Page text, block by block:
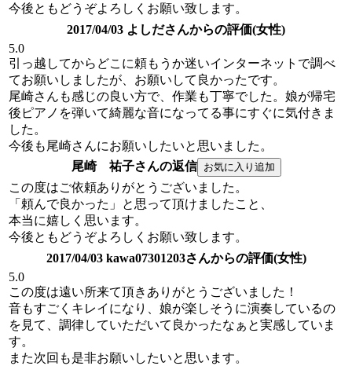
今後ともどうぞよろしくお願い致します。
2017/04/03 よしださんからの評価(女性)
5.0
引っ越してからどこに頼もうか迷いインターネットで調べ
てお願いしましたが、お願いして良かったです。
尾崎さんも感じの良い方で、作業も丁寧でした。娘が帰宅
後ピアノを弾いて綺麗な音になってる事にすぐに気付きま
した。
今後も尾崎さんにお願いしたいと思いました。
尾崎 祐子さんの返信
この度はご依頼ありがとうございました。
「頼んで良かった」と思って頂けましたこと、
本当に嬉しく思います。
今後ともどうぞよろしくお願い致します。
2017/04/03 kawa07301203さんからの評価(女性)
5.0
この度は遠い所来て頂きありがとうございました！
音もすごくキレイになり、娘が楽しそうに演奏しているの
を見て、調律していただいて良かったなぁと実感していま
す。
また次回も是非お願いしたいと思います。